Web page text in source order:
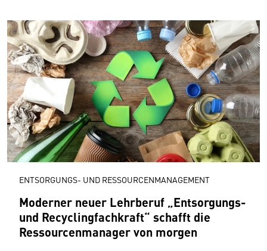
ENTSORGUNGS- UND RESSOURCENMANAGEMENT
Moderner neuer Lehrberuf „Entsorgungs-
und Recyclingfachkraft“ schafft die
Ressourcenmanager von morgen